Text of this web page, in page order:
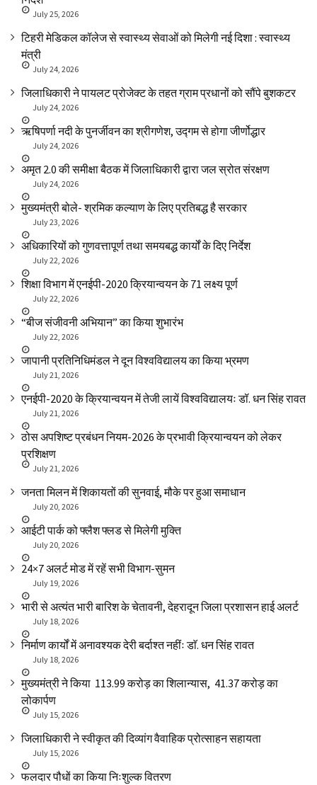
July 25, 2026
टिहरी मेडिकल कॉलेज से स्वास्थ्य सेवाओं को मिलेगी नई दिशा : स्वास्थ्य
मंत्री
July 24, 2026
जिलाधिकारी ने पायलट प्रोजेक्ट के तहत ग्राम प्रधानों को सौंपे बुशकटर
July 24, 2026
ऋषिपर्णा नदी के पुनर्जीवन का श्रीगणेश, उद्गम से होगा जीर्णोद्धार
July 24, 2026
अमृत 2.0 की समीक्षा बैठक में जिलाधिकारी द्वारा जल स्रोत संरक्षण
July 24, 2026
मुख्यमंत्री बोले- श्रमिक कल्याण के लिए प्रतिबद्ध है सरकार
July 23, 2026
अधिकारियों को गुणवत्तापूर्ण तथा समयबद्ध कार्यों के दिए निर्देश
July 22, 2026
शिक्षा विभाग में एनईपी-2020 क्रियान्वयन के 71 लक्ष्य पूर्ण
July 22, 2026
“बीज संजीवनी अभियान” का किया शुभारंभ
July 22, 2026
जापानी प्रतिनिधिमंडल ने दून विश्वविद्यालय का किया भ्रमण
July 21, 2026
एनईपी-2020 के क्रियान्वयन में तेजी लायें विश्वविद्यालयः डॉ. धन सिंह रावत
July 21, 2026
ठोस अपशिष्ट प्रबंधन नियम-2026 के प्रभावी क्रियान्वयन को लेकर
प्रशिक्षण
July 21, 2026
जनता मिलन में शिकायतों की सुनवाई, मौके पर हुआ समाधान
July 20, 2026
आईटी पार्क को फ्लैश फ्लड से मिलेगी मुक्ति
July 20, 2026
24×7 अलर्ट मोड में रहें सभी विभाग-सुमन
July 19, 2026
भारी से अत्यंत भारी बारिश के चेतावनी, देहरादून जिला प्रशासन हाई अलर्ट
July 18, 2026
निर्माण कार्यों में अनावश्यक देरी बर्दाश्त नहींः डाॅ. धन सिंह रावत
July 18, 2026
मुख्यमंत्री ने किया ₹ 113.99 करोड़ का शिलान्यास, ₹ 41.37 करोड़ का
लोकार्पण
July 15, 2026
जिलाधिकारी ने स्वीकृत की दिव्यांग वैवाहिक प्रोत्साहन सहायता
July 15, 2026
फलदार पौधों का किया निःशुल्क वितरण